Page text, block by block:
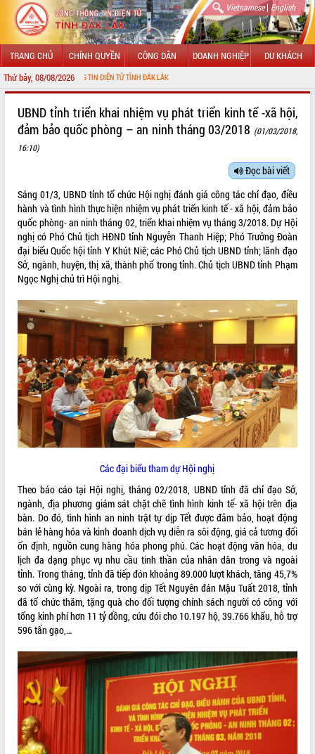
Vietnamese| English
TRANG CHỦ CHÍNH QUYỀN CÔNG DÂN DOANH NGHIỆP DU KHÁCH
Thứ bảy, 08/08/2026
THÔNG TIN ĐIỆN TỬ TỈNH ĐẮK LẮK
LÃNH ĐẠO UBND TỈNH
SỞ, BAN, NGÀNH
UBND CÁC XÃ, PHƯỜNG
THÔNG TIN CHỈ ĐẠO ĐIỀU HÀNH
HỆ THỐNG VĂN BẢN
VĂN BẢN HĐND TỈNH
ĐIỂM TIN VĂN BẢN
QUY HOẠCH - KẾ HOẠCH
VIDEO
UBND tỉnh triển khai nhiệm vụ phát triển kinh tế -xã hội,
đảm bảo quốc phòng – an ninh tháng 03/2018 (01/03/2018,
16:10)
Đọc bài viết
Sáng 01/3, UBND tỉnh tổ chức Hội nghị đánh giá công tác chỉ đạo, điều
hành và tình hình thực hiện nhiệm vụ phát triển kinh tế - xã hội, đảm bảo
quốc phòng- an ninh tháng 02, triển khai nhiệm vụ tháng 3/2018. Dự Hội
nghị có Phó Chủ tịch HĐND tỉnh Nguyễn Thanh Hiệp; Phó Trưởng Đoàn
đại biểu Quốc hội tỉnh Y Khút Niê; các Phó Chủ tịch UBND tỉnh; lãnh đạo
Sở, ngành, huyện, thị xã, thành phố trong tỉnh. Chủ tịch UBND tỉnh Phạm
Ngọc Nghị chủ trì Hội nghị.
Các đại biểu tham dự Hội nghị
Theo báo cáo tại Hội nghị, tháng 02/2018, UBND tỉnh đã chỉ đạo Sở,
ngành, địa phương giám sát chặt chẽ tình hình kinh tế- xã hội trên địa
bàn. Do đó, tình hình an ninh trật tự dịp Tết được đảm bảo, hoạt động
bán lẻ hàng hóa và kinh doanh dịch vụ diễn ra sôi động, giá cả tương đối
ổn định, nguồn cung hàng hóa phong phú. Các hoạt động văn hóa, du
lịch đa dạng phục vụ nhu cầu tinh thần của nhân dân trong và ngoài
tỉnh. Trong tháng, tỉnh đã tiếp đón khoảng 89.000 lượt khách, tăng 45,7%
so với cùng kỳ. Ngoài ra, trong dịp Tết Nguyên đán Mậu Tuất 2018, tỉnh
đã tổ chức thăm, tặng quà cho đối tượng chính sách người có công với
tổng kinh phí hơn 11 tỷ đồng, cứu đói cho 10.197 hộ, 39.766 khẩu, hỗ trợ
596 tấn gạo,…